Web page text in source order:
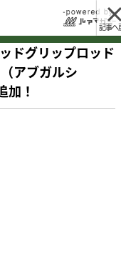
記事へ
ドグリップロッド
アブガルシ
加！